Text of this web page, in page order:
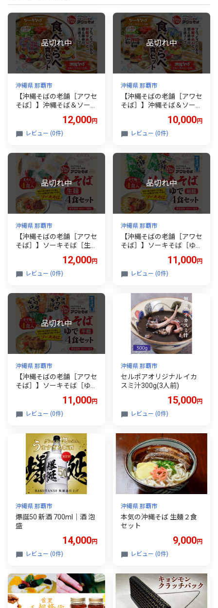
沖縄県 那覇市
【沖縄そばの老舗［アワセ
そば］】沖縄そば＆ソーキ
（生めんタイプ）12,000円
レビュー (0件)
沖縄県 那覇市
【沖縄そばの老舗［アワセ
そば］】沖縄そば＆ソーキ
（乾めんタイプ）10,000円
レビュー (0件)
沖縄県 那覇市
【沖縄そばの老舗［アワセ
そば］】ソーキそば［生
12,000円
レビュー (0件)
沖縄県 那覇市
【沖縄そばの老舗［アワセ
そば］】ソーキそば［ゆで
11,000円
レビュー (0件)
沖縄県 那覇市
【沖縄そばの老舗［アワセ
そば］】ソーキそば［ゆで
11,000円
レビュー (0件)
沖縄県 那覇市
セルポアオリジナル イカ
スミ汁300g(3人前)
15,000円
レビュー (0件)
沖縄県 那覇市
爆誕50 新酒 700ml｜酒 泡
盛
14,000円
レビュー (0件)
沖縄県 那覇市
本気の沖縄そば 生麺２食
セット
9,000円
レビュー (0件)